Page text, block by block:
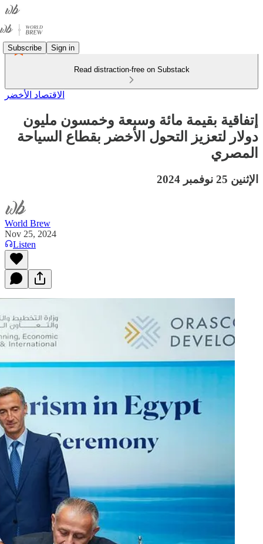
Subscribe Sign in
Read distraction-free on Substack
الاقتصاد الأخضر
إتفاقية بقيمة مائة وسبعة وخمسون مليون
دولار لتعزيز التحول الأخضر بقطاع السياحة
المصري
الإثنين 25 نوفمبر 2024
World Brew
Nov 25, 2024
Listen